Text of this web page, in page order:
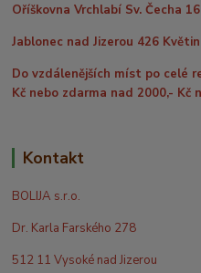
Oříškovna Vrchlabí Sv. Čecha
Jablonec nad Jizerou 426
Do vzdálenějších míst po celé
Kč nebo zdarma nad 2000,- Kč
Kontakt
BOLIJA s.r.o.
Dr. Karla Farského 278
512 11 Vysoké nad Jizerou